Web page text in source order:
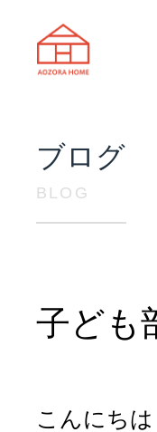
ブログ
BLOG
子ども
こんにちは